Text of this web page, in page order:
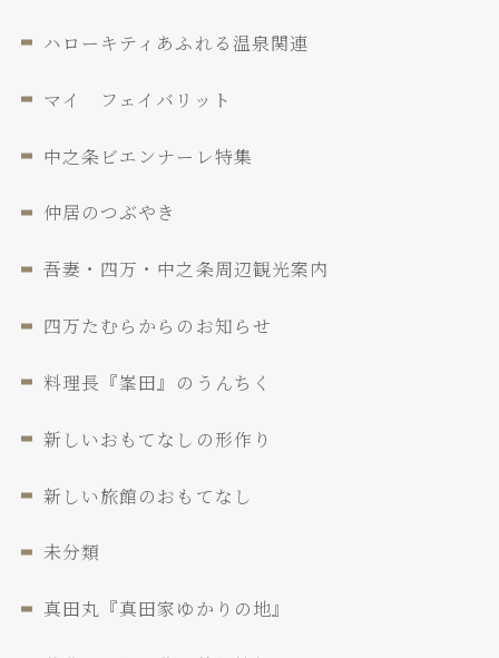
ハローキティあふれる温泉関連
マイ フェイバリット
中之条ビエンナーレ特集
仲居のつぶやき
吾妻・四万・中之条周辺観光案内
四万たむらからのお知らせ
料理長『峯田』のうんちく
新しいおもてなしの形作り
新しい旅館のおもてなし
未分類
真田丸『真田家ゆかりの地』